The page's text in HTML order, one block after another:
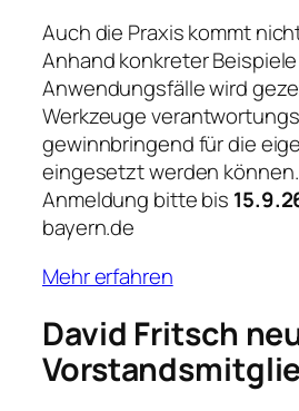
Auch die Praxis kommt
Anhand konkreter
Anwendungsfälle wird
Werkzeuge
gewinnbringend für die
eingesetzt werden können.
Anmeldung bitte bis
bayern.de
Mehr erfahren
David Fritsch